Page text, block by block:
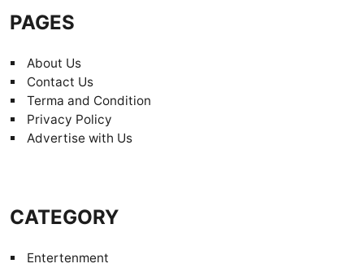
PAGES
About Us
Contact Us
Terma and Condition
Privacy Policy
Advertise with Us
CATEGORY
Entertenment